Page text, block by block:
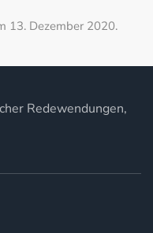
13. Dezember 2020.
Redewendungen,